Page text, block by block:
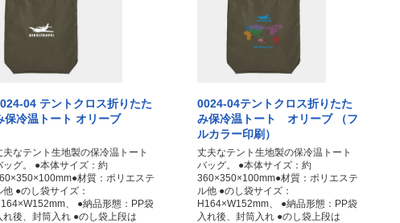
04 テントクロス折りたた
保冷温トート オリーブ
夫なテント生地製の保冷温トート
ッグ。 ●本体サイズ：約
材質：ポリエステ
他 ●のし袋サイズ：
、 ●納品形態：PP袋
れ後、封筒入れ ●のし袋上段は
0024-04テントクロス折りたた
み保冷温トート オリーブ （フ
ルカラー印刷）
丈夫なテント生地製の保冷温トート
バッグ。 ●本体サイズ：約
360×350×100mm●材質：ポリエステ
ル他 ●のし袋サイズ：
H164×W152mm、 ●納品形態：PP袋
入れ後、封筒入れ ●のし袋上段は